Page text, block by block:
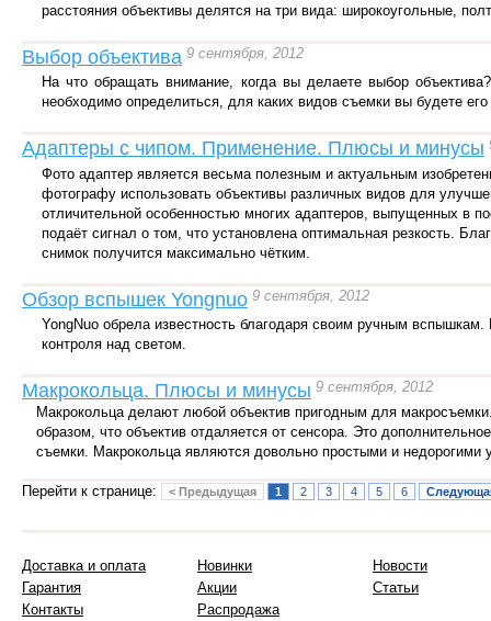
расстояния объективы делятся на три вида: широкоугольные,
Выбор объектива 9 сентября, 2012
На что обращать внимание, когда вы делаете выбор
необходимо определиться, для каких видов съемки вы будете его
Адаптеры с чипом. Применение. Плюсы и минусы
Фото адаптер является весьма полезным и актуальным
фотографу использовать объективы различных видов для
отличительной особенностью многих адаптеров, выпущенных в
подаёт сигнал о том, что установлена оптимальная резкость.
снимок получится максимально чётким.
Обзор вспышек Yongnuo 9 сентября, 2012
YongNuo обрела известность благодаря своим ручным
контроля над светом.
Макрокольца. Плюсы и минусы 9 сентября, 2012
Макрокольца делают любой объектив пригодным для
образом, что объектив отдаляется от сенсора. Это
съемки. Макрокольца являются довольно простыми и недорогими
Перейти к странице: < Предыдущая 1 2 3 4 5 6
Доставка и оплата
Гарантия
Контакты
Новинки
Акции
Распродажа
Новости
Статьи